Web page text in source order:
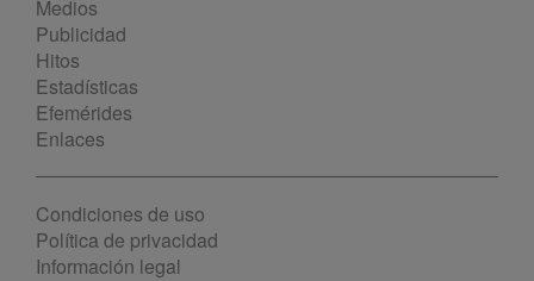
Medios
Publicidad
Hitos
Estadísticas
Efemérides
Enlaces
Condiciones de uso
Política de privacidad
Información legal